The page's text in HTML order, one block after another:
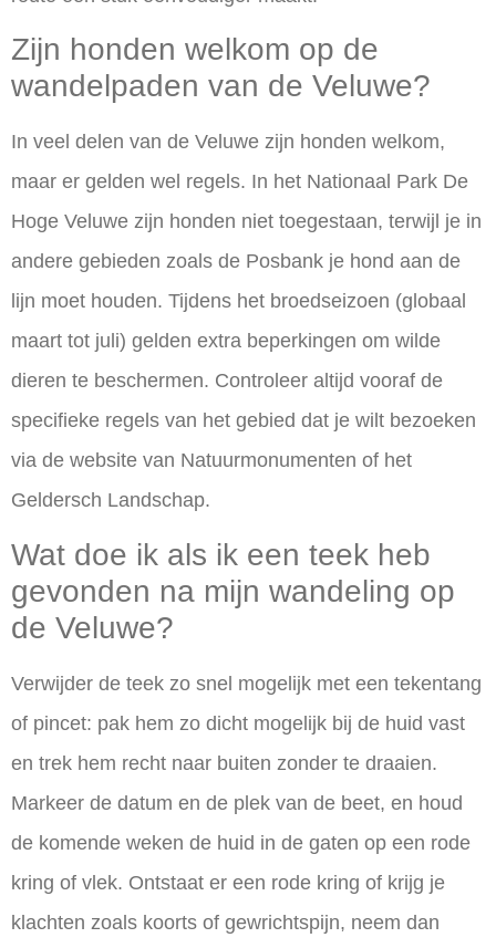
Zijn honden welkom op de
wandelpaden van de Veluwe?
In veel delen van de Veluwe zijn honden welkom,
maar er gelden wel regels. In het Nationaal Park De
Hoge Veluwe zijn honden niet toegestaan, terwijl je in
andere gebieden zoals de Posbank je hond aan de
lijn moet houden. Tijdens het broedseizoen (globaal
maart tot juli) gelden extra beperkingen om wilde
dieren te beschermen. Controleer altijd vooraf de
specifieke regels van het gebied dat je wilt bezoeken
via de website van Natuurmonumenten of het
Geldersch Landschap.
Wat doe ik als ik een teek heb
gevonden na mijn wandeling op
de Veluwe?
Verwijder de teek zo snel mogelijk met een tekentang
of pincet: pak hem zo dicht mogelijk bij de huid vast
en trek hem recht naar buiten zonder te draaien.
Markeer de datum en de plek van de beet, en houd
de komende weken de huid in de gaten op een rode
kring of vlek. Ontstaat er een rode kring of krijg je
klachten zoals koorts of gewrichtspijn, neem dan